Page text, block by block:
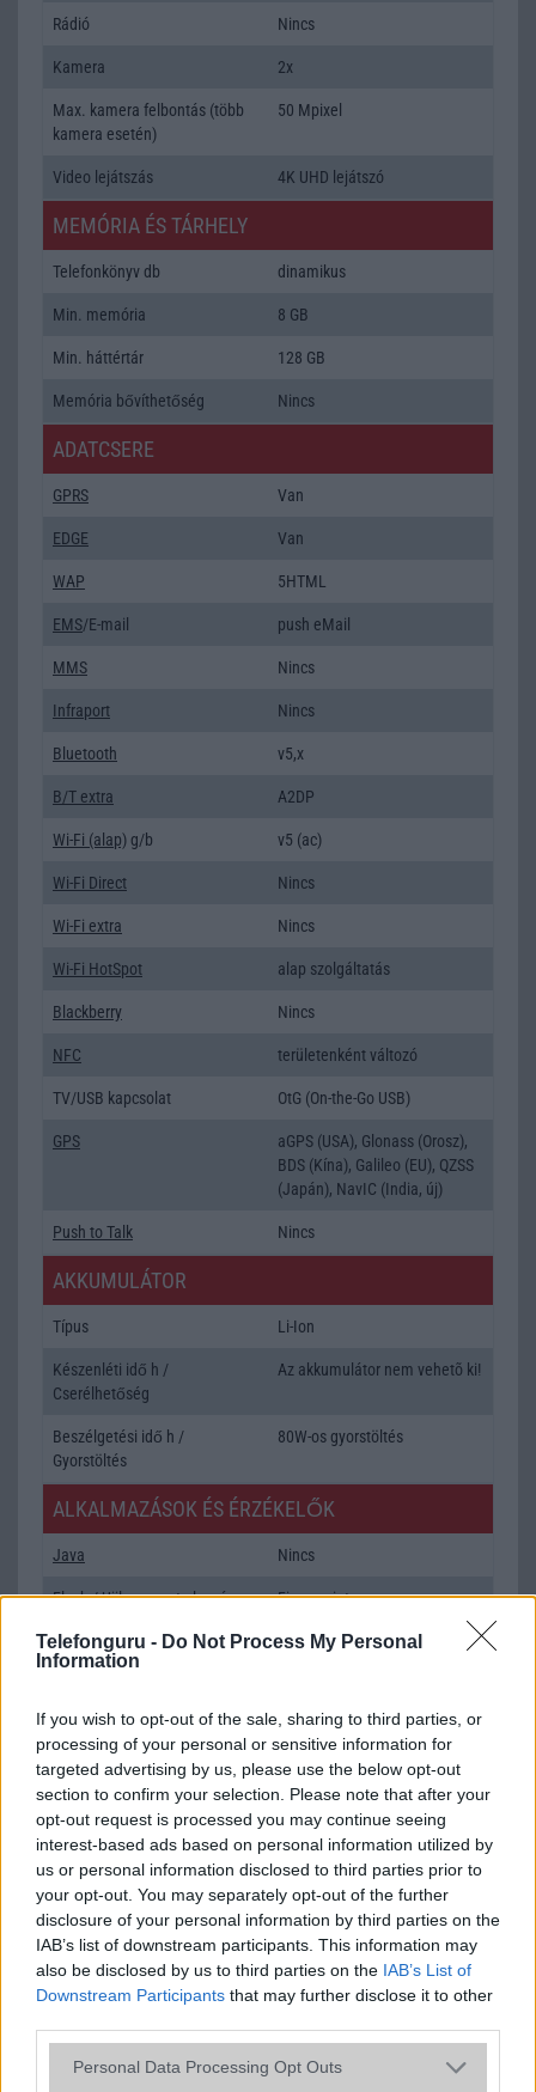
Telefonguru - Do Not Process My Personal
Information
If you wish to opt-out of the sale, sharing to third parties, or
processing of your personal or sensitive information for
targeted advertising by us, please use the below opt-out
section to confirm your selection. Please note that after your
opt-out request is processed you may continue seeing
interest-based ads based on personal information utilized by
us or personal information disclosed to third parties prior to
your opt-out. You may separately opt-out of the further
disclosure of your personal information by third parties on the
IAB’s list of downstream participants. This information may
also be disclosed by us to third parties on the IAB’s List of
Downstream Participants that may further disclose it to other
Please note that this website/app uses one or more Google
Personal Data Processing Opt Outs
Rádió Nincs
Kamera 2x
Max. kamera felbontás (több
kamera esetén)
50 Mpixel
Video lejátszás 4K UHD lejátszó
MEMÓRIA ÉS TÁRHELY
Telefonkönyv db dinamikus
Min. memória 8 GB
Min. háttértár 128 GB
Memória bővíthetőség Nincs
ADATCSERE
GPRS Van
EDGE Van
WAP 5HTML
EMS/E-mail push eMail
MMS Nincs
Infraport Nincs
Bluetooth v5,x
B/T extra A2DP
Wi-Fi (alap) g/b v5 (ac)
Wi-Fi Direct Nincs
Wi-Fi extra Nincs
Wi-Fi HotSpot alap szolgáltatás
Blackberry Nincs
NFC területenként változó
TV/USB kapcsolat OtG (On-the-Go USB)
GPS
aGPS (USA), Glonass (Orosz),
BDS (Kína), Galileo (EU), QZSS
(Japán), NavIC (India, új)
Push to Talk Nincs
AKKUMULÁTOR
Típus Li-Ion
Készenléti idő h /
Cserélhetőség
Az akkumulátor nem vehetõ ki!
Beszélgetési idő h /
Gyorstöltés
80W-os gyorstöltés
ALKALMAZÁSOK ÉS ÉRZÉKELŐK
Java Nincs
Flash/Ujjlenyomat olvasó Fingerprint sensor
SNS integráció alap szolgáltatás
T9 szótár alkalmazás független szótár
Office alkalmazások alap szolgáltatás
Iránytũ ecompass
Extrák Nincs
EGYÉB
Vibra jelzés alap szolgáltatás
SIM típus nanoSIM
SIM-ek száma 2
Flight mode Van